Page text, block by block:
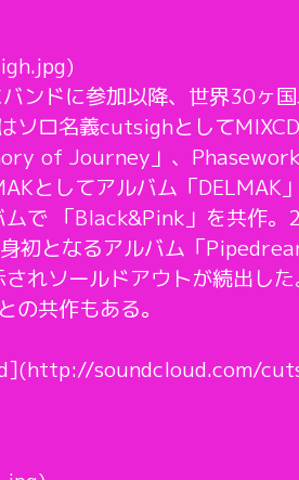
ドに参加以降、世界30ヶ
ソロ名義cutsighとして
of Journey」、
としてアルバム「
で 「Black&Pink」を共作。
となるアルバム「
れソールドアウトが続出し
共作もある。
soundcloud.com/